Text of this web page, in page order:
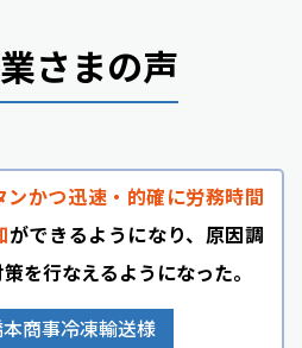
さまの声
ンかつ迅速・的確に労務時間
ができるようになり、原因調
を行なえるようになった。
商事冷凍輸送様